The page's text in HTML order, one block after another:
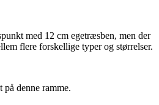
med 12 cm egetræsben, men der
flere forskellige typer og størrelser.
på denne ramme.